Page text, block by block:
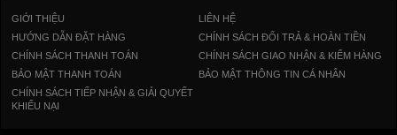
GIỚI THIỆU
LIÊN HỆ
HƯỚNG DẪN ĐẶT HÀNG
CHÍNH SÁCH ĐỔI TRẢ & HOÀN TIỀN
CHÍNH SÁCH THANH TOÁN
CHÍNH SÁCH GIAO NHẬN & KIỂM HÀNG
BẢO MẬT THANH TOÁN
BẢO MẬT THÔNG TIN CÁ NHÂN
CHÍNH SÁCH TIẾP NHẬN & GIẢI QUYẾT
KHIẾU NẠI